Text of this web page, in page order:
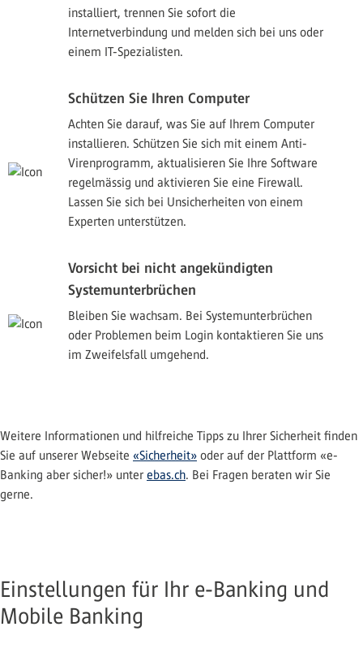
installiert, trennen Sie sofort die
Internetverbindung und melden sich bei uns oder
einem IT-Spezialisten.
Schützen Sie Ihren Computer
Achten Sie darauf, was Sie auf Ihrem Computer
installieren. Schützen Sie sich mit einem Anti-
Virenprogramm, aktualisieren Sie Ihre Software
regelmässig und aktivieren Sie eine Firewall.
Lassen Sie sich bei Unsicherheiten von einem
Experten unterstützen.
Vorsicht bei nicht angekündigten
Systemunterbrüchen
Bleiben Sie wachsam. Bei Systemunterbrüchen
oder Problemen beim Login kontaktieren Sie uns
im Zweifelsfall umgehend.
Weitere Informationen und hilfreiche Tipps zu Ihrer Sicherheit finden
Sie auf unserer Webseite «Sicherheit» oder auf der Plattform «e-
Banking aber sicher!» unter ebas.ch. Bei Fragen beraten wir Sie
gerne.
Einstellungen für Ihr e-Banking und
Mobile Banking